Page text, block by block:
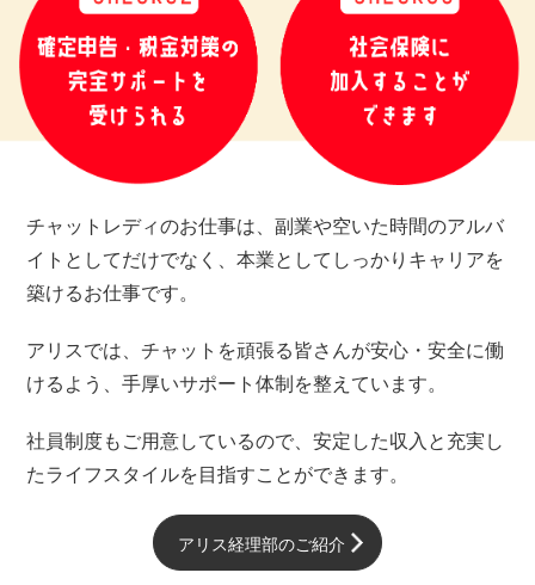
チャットレディのお仕事は、副業や空いた時間のアルバ
イトとしてだけでなく、本業としてしっかりキャリアを
築けるお仕事です。
アリスでは、チャットを頑張る皆さんが安心・安全に働
けるよう、手厚いサポート体制を整えています。
社員制度もご用意しているので、安定した収入と充実し
たライフスタイルを目指すことができます。
アリス経理部のご紹介